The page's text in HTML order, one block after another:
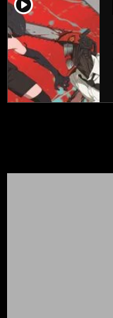
player2